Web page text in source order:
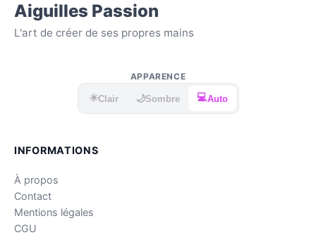
Aiguilles Passion
L'art de créer de ses propres mains
APPARENCE
☀️Clair 🌙Sombre 💻Auto
INFORMATIONS
À propos
Contact
Mentions légales
CGU